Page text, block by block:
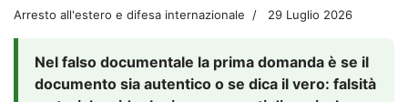
Arresto all'estero e difesa internazionale 29 Luglio 2026
Nel falso documentale la prima domanda è se il
documento sia autentico o se dica il vero: falsità